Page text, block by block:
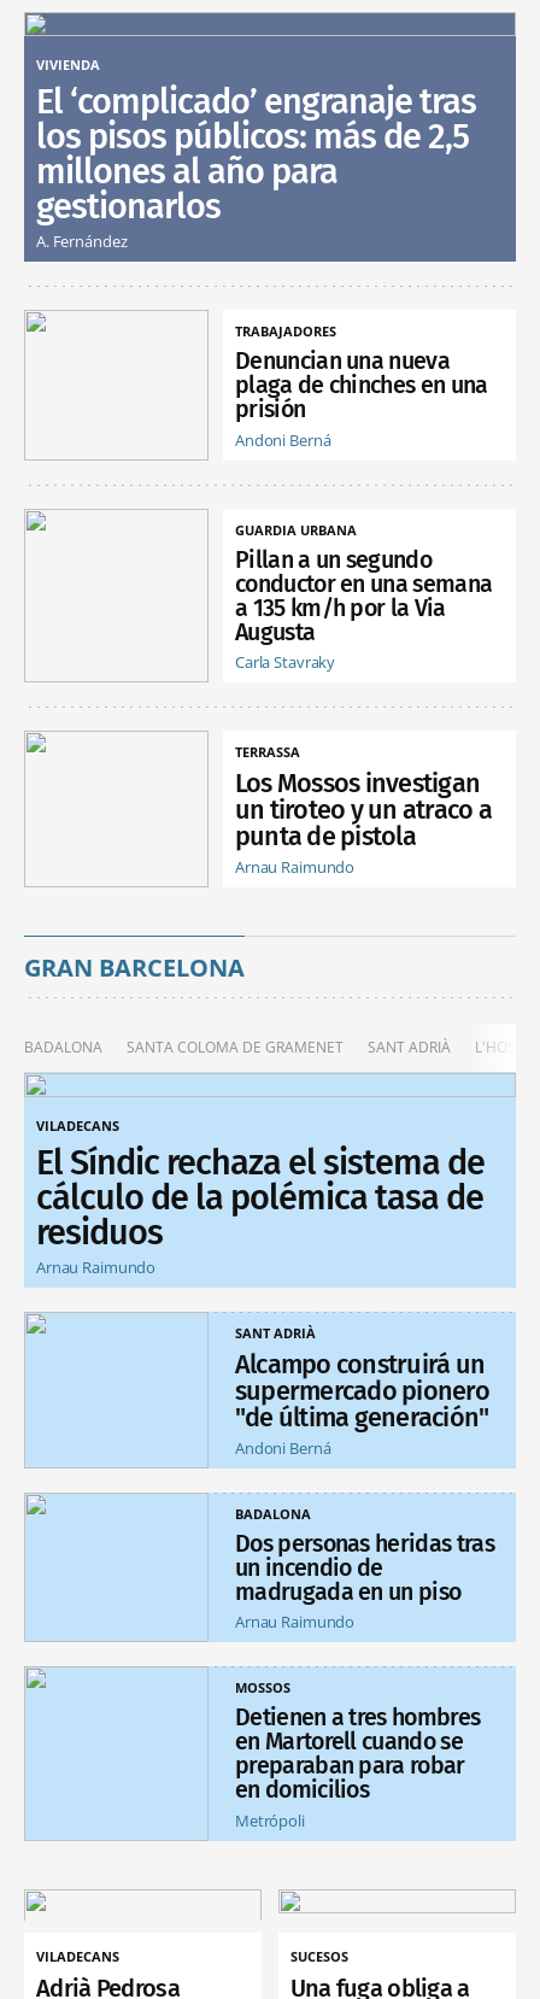
VIVIENDA
El ‘complicado’ engranaje tras
los pisos públicos: más de 2,5
millones al año para
gestionarlos
A. Fernández
TRABAJADORES
Denuncian una nueva
plaga de chinches en una
prisión
Andoni Berná
GUARDIA URBANA
Pillan a un segundo
conductor en una semana
a 135 km/h por la Via
Augusta
Carla Stavraky
TERRASSA
Los Mossos investigan
un tiroteo y un atraco a
punta de pistola
Arnau Raimundo
GRAN BARCELONA
BADALONA SANTA COLOMA DE GRAMENET SANT ADRIÀ
VILADECANS
El Síndic rechaza el sistema de
cálculo de la polémica tasa de
residuos
Arnau Raimundo
SANT ADRIÀ
Alcampo construirá un
supermercado pionero
"de última generación"
Andoni Berná
BADALONA
Dos personas heridas tras
un incendio de
madrugada en un piso
Arnau Raimundo
MOSSOS
Detienen a tres hombres
en Martorell cuando se
preparaban para robar
en domicilios
Metrópoli
VILADECANS
Adrià Pedrosa
SUCESOS
Una fuga obliga a